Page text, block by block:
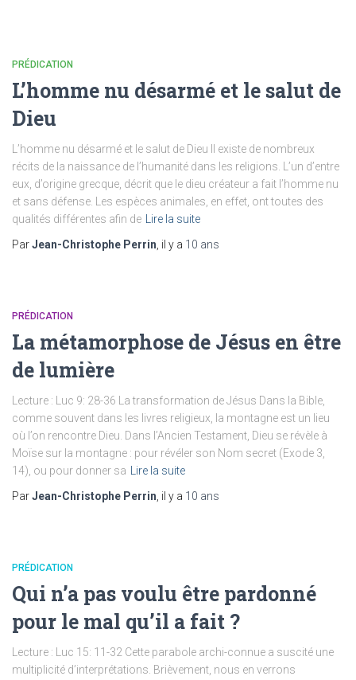
PRÉDICATION
L’homme nu désarmé et le salut de
Dieu
L’homme nu désarmé et le salut de Dieu Il existe de nombreux
récits de la naissance de l’humanité dans les religions. L’un d’entre
eux, d’origine grecque, décrit que le dieu créateur a fait l’homme nu
et sans défense. Les espèces animales, en effet, ont toutes des
qualités différentes afin de
Lire la suite
ParJean-Christophe Perrin , il y a 10 ans
PRÉDICATION
La métamorphose de Jésus en être
de lumière
Lecture : Luc 9: 28-36 La transformation de Jésus Dans la Bible,
comme souvent dans les livres religieux, la montagne est un lieu
où l’on rencontre Dieu. Dans l’Ancien Testament, Dieu se révèle à
Moïse sur la montagne : pour révéler son Nom secret (Exode 3,
14), ou pour donner sa
Lire la suite
ParJean-Christophe Perrin , il y a 10 ans
PRÉDICATION
Qui n’a pas voulu être pardonné
pour le mal qu’il a fait ?
Lecture : Luc 15: 11-32 Cette parabole archi-connue a suscité une
multiplicité d’interprétations. Brièvement, nous en verrons